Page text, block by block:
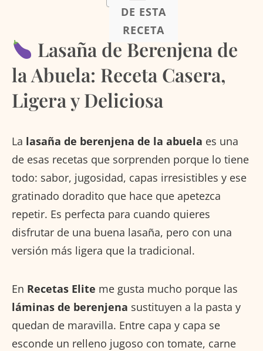
DE ESTA
RECETA
Lasaña de Berenjena de
la Abuela: Receta Casera,
Ligera y Deliciosa
La lasaña de berenjena de la abuela es una
de esas recetas que sorprenden porque lo tiene
todo: sabor, jugosidad, capas irresistibles y ese
gratinado doradito que hace que apetezca
repetir. Es perfecta para cuando quieres
disfrutar de una buena lasaña, pero con una
versión más ligera que la tradicional.
En Recetas Elite me gusta mucho porque las
láminas de berenjena sustituyen a la pasta y
quedan de maravilla. Entre capa y capa se
esconde un relleno jugoso con tomate, carne